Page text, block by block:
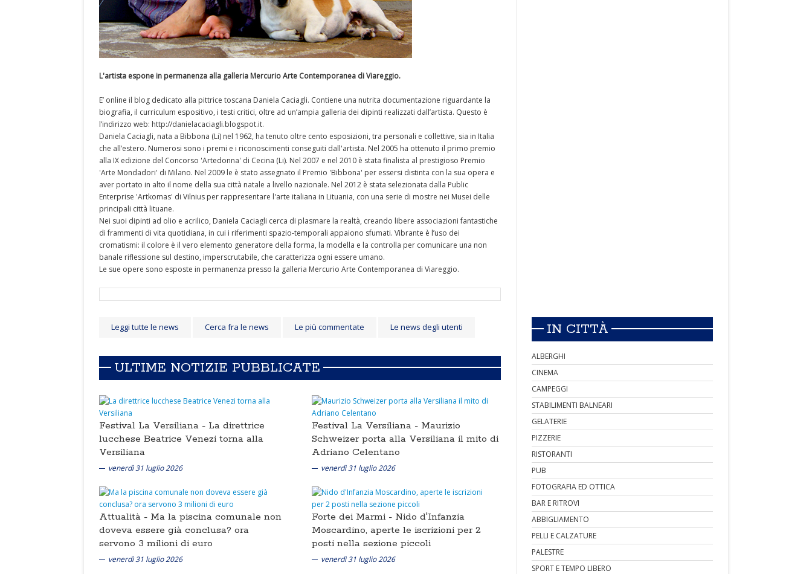
L'artista espone in permanenza alla galleria Mercurio Arte Contemporanea di Viareggio.
E’ online il blog dedicato alla pittrice toscana Daniela Caciagli. Contiene una nutrita documentazione riguardante la
biografia, il curriculum espositivo, i testi critici, oltre ad un’ampia galleria dei dipinti realizzati dall’artista. Questo è
l’indirizzo web: http://danielacaciagli.blogspot.it.
Daniela Caciagli, nata a Bibbona (Li) nel 1962, ha tenuto oltre cento esposizioni, tra personali e collettive, sia in Italia
che all’estero. Numerosi sono i premi e i riconoscimenti conseguiti dall'artista. Nel 2005 ha ottenuto il primo premio
alla IX edizione del Concorso 'Artedonna' di Cecina (Li). Nel 2007 e nel 2010 è stata finalista al prestigioso Premio
'Arte Mondadori' di Milano. Nel 2009 le è stato assegnato il Premio 'Bibbona' per essersi distinta con la sua opera e
aver portato in alto il nome della sua città natale a livello nazionale. Nel 2012 è stata selezionata dalla Public
Enterprise 'Artkomas' di Vilnius per rappresentare l'arte italiana in Lituania, con una serie di mostre nei Musei delle
principali città lituane.
Nei suoi dipinti ad olio e acrilico, Daniela Caciagli cerca di plasmare la realtà, creando libere associazioni fantastiche
di frammenti di vita quotidiana, in cui i riferimenti spazio-temporali appaiono sfumati. Vibrante è l’uso dei
cromatismi: il colore è il vero elemento generatore della forma, la modella e la controlla per comunicare una non
banale riflessione sul destino, imperscrutabile, che caratterizza ogni essere umano.
Le sue opere sono esposte in permanenza presso la galleria Mercurio Arte Contemporanea di Viareggio.
Leggi tutte le news Cerca fra le news Le più commentate Le news degli utenti
ULTIME NOTIZIE PUBBLICATE
Festival La Versiliana - La direttrice
lucchese Beatrice Venezi torna alla
Versiliana
venerdì 31 luglio 2026
Festival La Versiliana - Maurizio
Schweizer porta alla Versiliana il mito di
Adriano Celentano
venerdì 31 luglio 2026
Attualità - Ma la piscina comunale non
doveva essere già conclusa? ora
servono 3 milioni di euro
venerdì 31 luglio 2026
Forte dei Marmi - Nido d'Infanzia
Moscardino, aperte le iscrizioni per 2
posti nella sezione piccoli
venerdì 31 luglio 2026
IN CITTÀ
ALBERGHI
CINEMA
CAMPEGGI
STABILIMENTI BALNEARI
GELATERIE
PIZZERIE
RISTORANTI
PUB
FOTOGRAFIA ED OTTICA
BAR E RITROVI
ABBIGLIAMENTO
PELLI E CALZATURE
PALESTRE
SPORT E TEMPO LIBERO